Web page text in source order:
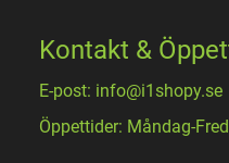
Kontakt &
E-post: info@i1shopy.se
Öppettider: Måndag-